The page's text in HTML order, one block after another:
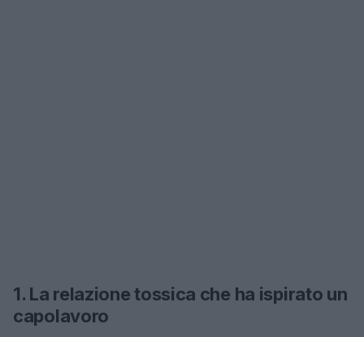
1. La relazione tossica che ha ispirato un
capolavoro